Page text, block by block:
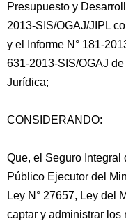
Presupuesto y
2013-SIS/OGAJ/JIPL
y el Informe N° 181-
631-2013-SIS/OGAJ
Jurídica;
CONSIDERANDO:
Que, el Seguro Integral
Público Ejecutor del
Ley N° 27657, Ley del
captar y administrar los